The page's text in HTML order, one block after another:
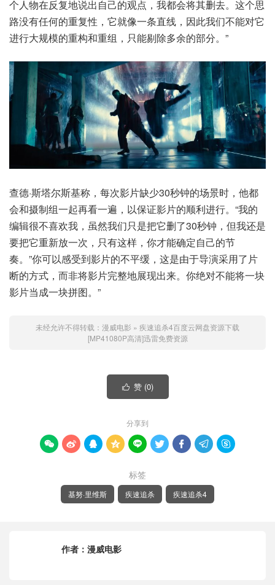
个人物在反复地说出自己的观点，我都会将其删去。这个思
路没有任何的重复性，它就像一条直线，因此我们不能对它
进行大规模的重构和重组，只能剔除多余的部分。”
查德·斯塔尔斯基称，每次影片缺少30秒钟的场景时，他都
会和摄制组一起再看一遍，以保证影片的顺利进行。“我的
编辑很不喜欢我，虽然我们只是把它删了30秒钟，但我还是
要把它重新放一次，只有这样，你才能确定自己的节
奏。”你可以感受到影片的不平缓，这是由于导演采用了片
断的方式，而非将影片完整地展现出来。你绝对不能将一块
影片当成一块拼图。”
未经允许不得转载： 漫威电影 » 疾速追杀4百度云网盘资源下载
[MP41080P高清]迅雷免费资源
 赞 (0)
分享到
        
标签
基努·里维斯 疾速追杀 疾速追杀4
作者： 漫威电影